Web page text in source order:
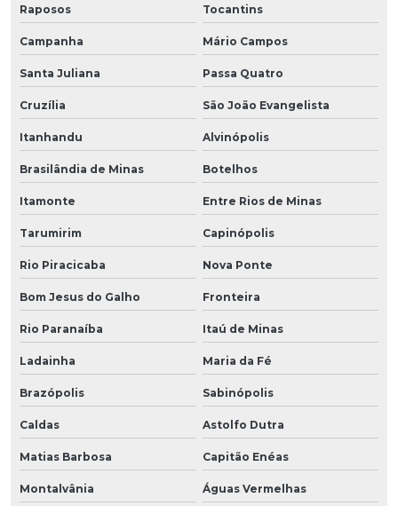
Raposos Tocantins
Campanha Mário Campos
Santa Juliana Passa Quatro
Cruzília São João Evangelista
Itanhandu Alvinópolis
Brasilândia de Minas Botelhos
Itamonte Entre Rios de Minas
Tarumirim Capinópolis
Rio Piracicaba Nova Ponte
Bom Jesus do Galho Fronteira
Rio Paranaíba Itaú de Minas
Ladainha Maria da Fé
Brazópolis Sabinópolis
Caldas Astolfo Dutra
Matias Barbosa Capitão Enéas
Montalvânia Águas Vermelhas